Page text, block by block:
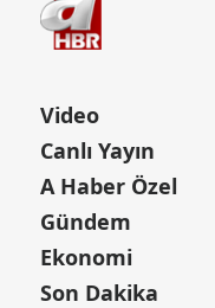
Video
Canlı Yayın
A Haber Özel
Gündem
Ekonomi
Son Dakika